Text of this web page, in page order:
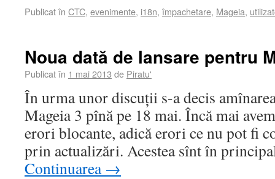
Publicat în CTC, evenimente, i18n, împachetare, Mageia,
Noua dată de lansare pentru
Publicat în 1 mai 2013 de Piratu'
În urma unor discuții s-a decis
Mageia 3 pînă pe 18 mai. Încă mai
erori blocante, adică erori ce nu pot fi
prin actualizări. Acestea sînt în
Continuarea →